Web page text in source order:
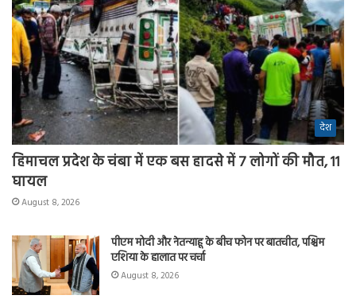
देश
हिमाचल प्रदेश के चंबा में एक बस हादसे में 7 लोगों की मौत, 11
घायल
August 8, 2026
पीएम मोदी और नेतन्याहू के बीच फोन पर बातचीत, पश्चिम
एशिया के हालात पर चर्चा
August 8, 2026